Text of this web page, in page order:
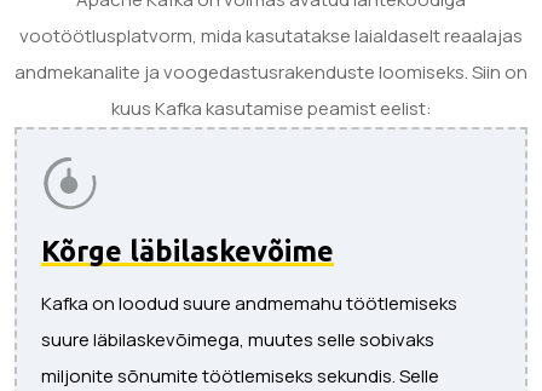
vootöötlusplatvorm, mida kasutatakse laialdaselt reaalajas
andmekanalite ja voogedastusrakenduste loomiseks. Siin on
kuus Kafka kasutamise peamist eelist:
Kõrge läbilaskevõime
Kafka on loodud suure andmemahu töötlemiseks
suure läbilaskevõimega, muutes selle sobivaks
miljonite sõnumite töötlemiseks sekundis. Selle